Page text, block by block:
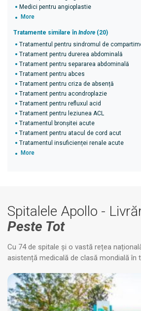
Medici pentru angioplastie
More
Tratamente similare în Indore (20)
Tratamentul pentru sindromul de
Tratament pentru durerea abdominală
Tratament pentru separarea abdominală
Tratament pentru abces
Tratament pentru criza de absență
Tratament pentru acondroplazie
Tratament pentru refluxul acid
Tratament pentru leziunea ACL
Tratamentul bronșitei acute
Tratament pentru atacul de cord acut
Tratamentul insuficienței renale acute
More
Spitalele Apollo -
Peste Tot
Cu 74 de spitale și o vastă rețea
asistență medicală de clasă mondială în